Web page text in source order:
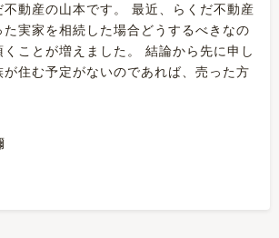
不動産の山本です。 最近、らくだ不動産
た実家を相続した場合どうするべきなの
ことが増えました。 結論から先に申し
が住む予定がないのであれば、売った方